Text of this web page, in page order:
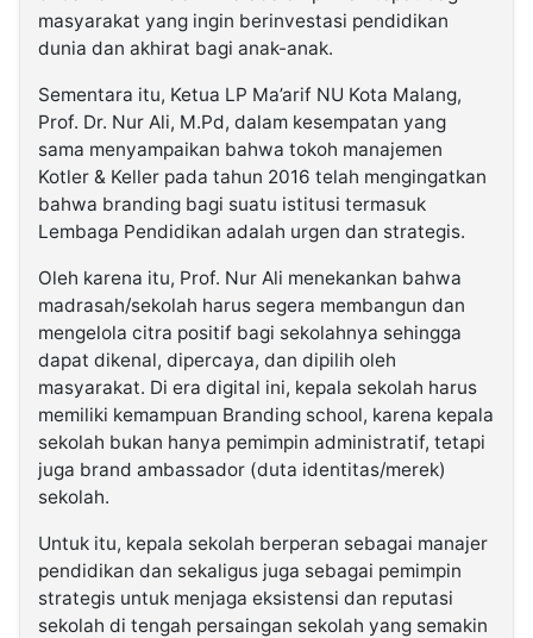
masyarakat yang ingin berinvestasi pendidikan
dunia dan akhirat bagi anak-anak.
Sementara itu, Ketua LP Ma’arif NU Kota Malang,
Prof. Dr. Nur Ali, M.Pd, dalam kesempatan yang
sama menyampaikan bahwa tokoh manajemen
Kotler & Keller pada tahun 2016 telah mengingatkan
bahwa branding bagi suatu istitusi termasuk
Lembaga Pendidikan adalah urgen dan strategis.
Oleh karena itu, Prof. Nur Ali menekankan bahwa
madrasah/sekolah harus segera membangun dan
mengelola citra positif bagi sekolahnya sehingga
dapat dikenal, dipercaya, dan dipilih oleh
masyarakat. Di era digital ini, kepala sekolah harus
memiliki kemampuan Branding school, karena kepala
sekolah bukan hanya pemimpin administratif, tetapi
juga brand ambassador (duta identitas/merek)
sekolah.
Untuk itu, kepala sekolah berperan sebagai manajer
pendidikan dan sekaligus juga sebagai pemimpin
strategis untuk menjaga eksistensi dan reputasi
sekolah di tengah persaingan sekolah yang semakin